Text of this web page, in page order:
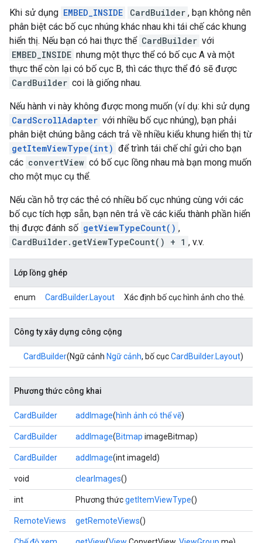
Khi sử dụng EMBED_INSIDE CardBuilder , bạn không nên
phân biệt các bố cục nhúng khác nhau khi tái chế các khung
hiển thị. Nếu bạn có hai thực thể CardBuilder với
EMBED_INSIDE nhưng một thực thể có bố cục A và một
thực thể còn lại có bố cục B, thì các thực thể đó sẽ được
CardBuilder coi là giống nhau.
Nếu hành vi này không được mong muốn (ví dụ: khi sử dụng
CardScrollAdapter với nhiều bố cục nhúng), bạn phải
phân biệt chúng bằng cách trả về nhiều kiểu khung hiển thị từ
getItemViewType(int) để trình tái chế chỉ gửi cho bạn
các convertView có bố cục lồng nhau mà bạn mong muốn
cho một mục cụ thể.
Nếu cần hỗ trợ các thẻ có nhiều bố cục nhúng cùng với các
bố cục tích hợp sẵn, bạn nên trả về các kiểu thành phần hiển
thị được đánh số getViewTypeCount() ,
CardBuilder.getViewTypeCount() + 1 , v.v.
Lớp lồng ghép
enum CardBuilder.Layout Xác định bố cục hình ảnh cho thẻ.
Công ty xây dựng công cộng
CardBuilder(Ngữ cảnh Ngữ cảnh, bố cụcCardBuilder.Layout)
Phương thức công khai
CardBuilder addImage(hình ảnh có thể vẽ)
CardBuilder addImage(Bitmap imageBitmap)
CardBuilder addImage(int imageId)
void clearImages()
int Phương thứcgetItemViewType()
RemoteViews getRemoteViews()